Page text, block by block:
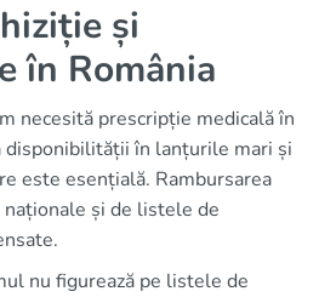
și
în România
necesită prescripție medicală în
disponibilității în lanțurile mari și
este esențială. Rambursarea
și de listele de
nu figurează pe listele de